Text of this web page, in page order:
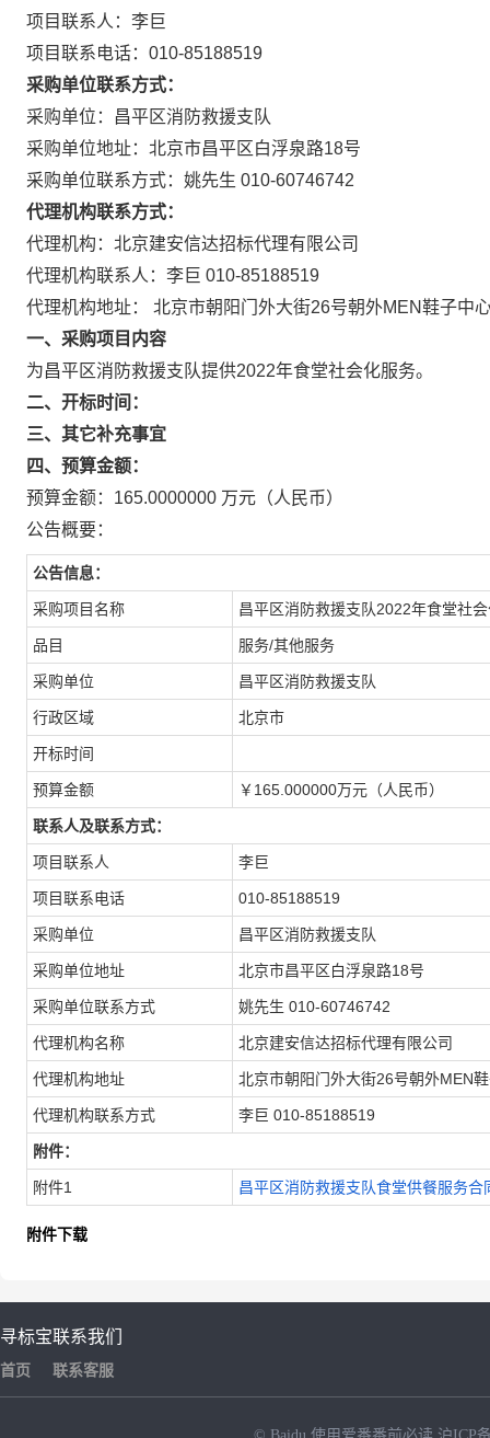
项目联系人：李巨
项目联系电话：010-85188519
采购单位联系方式：
采购单位：昌平区消防救援支队
采购单位地址：北京市昌平区白浮泉路18号
采购单位联系方式：姚先生 010-60746742
代理机构联系方式：
代理机构：北京建安信达招标代理有限公司
代理机构联系人：李巨 010-85188519
代理机构地址： 北京市朝阳门外大街26号朝外MEN鞋子中
一、采购项目内容
为昌平区消防救援支队提供2022年食堂社会化服务。
二、开标时间：
三、其它补充事宜
四、预算金额：
预算金额：165.0000000 万元（人民币）
公告概要：
公告信息：
采购项目名称 昌平区消防救援支队2022年食堂社
品目 服务/其他服务
采购单位 昌平区消防救援支队
行政区域 北京市
开标时间
预算金额 ￥165.000000万元（人民币）
联系人及联系方式：
项目联系人 李巨
项目联系电话 010-85188519
采购单位 昌平区消防救援支队
采购单位地址 北京市昌平区白浮泉路18号
采购单位联系方式 姚先生 010-60746742
代理机构名称 北京建安信达招标代理有限公司
代理机构地址 北京市朝阳门外大街26号朝外MEN
代理机构联系方式 李巨 010-85188519
附件：
附件1 昌平区消防救援支队食堂供餐服务
附件下载
寻标宝
首页
联系我们
联系客服